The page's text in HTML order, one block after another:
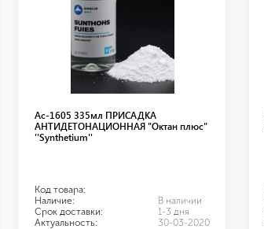
Ас-1605 335мл ПРИСАДКА
АНТИДЕТОНАЦИОННАЯ "Октан плюс"
''Synthetium''
Код товара:
Наличие:
В наличии
Срок доставки:
1-3 дня
Актуальность:
30-03-2020